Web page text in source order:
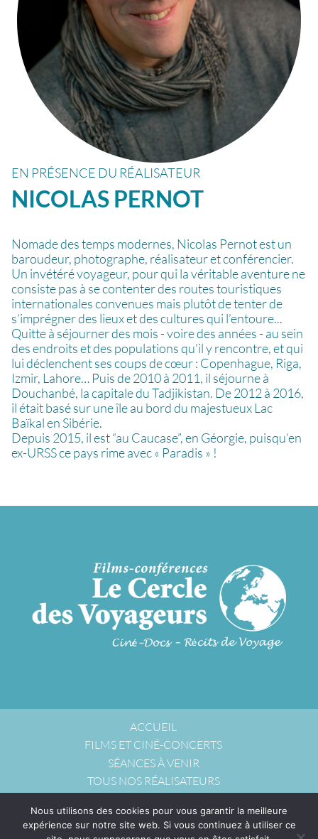
EN PRÉSENCE DU RÉALISATEUR
NICOLAS PERNOT
Nomade des temps modernes, Nicolas Pernot est un
baroudeur, photographe, réalisateur et conférencier.
Un invétéré voyageur, pour qui la véritable aventure ne
consiste pas à se contenter des routes touristiques
internationales convenues mais plutôt de tenter de
s’imprégner des lieux et des cultures qui l’entoure...
Quitte à séjourner des mois - voire des années - au sein
des endroits et des populations qu’il y rencontre, et qui
lui déclenchent ses coups de cœur : Copenhague, Riga,
Izmir, Lahore… Puis de 2010 à 2011, il séjourne à
Douchanbé, la capitale du Tadjikistan. De 2012 à 2016,
il était basé sur une île au bord du majestueux Lac
Baïkal en Sibérie.
Depuis 2015, il est “au Caucase”, en Géorgie, puisqu’en
ex-URSS ce pays rime avec « Paradis » !
ACCUEIL
FILMS ET CINÉ-CONCERTS
SÉANCES À VENIR
TOUS NOS RÉALISATEURS
NOUS CONTACTER
POLITIQUE DE CONFIDENTIALITÉ
Nous utilisons des cookies pour vous garantir la meilleure
expérience sur notre site web. Si vous continuez à utiliser ce